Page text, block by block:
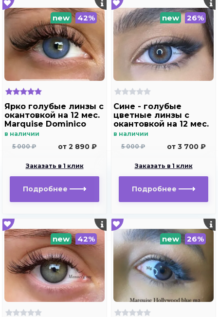
new 42%
Ярко голубые линзы c
окантовкой на 12 мес.
Marquise Dominico
blue
в наличии
5 000 ₽
от 2 890 ₽
Заказать в 1 клик
Подробнее
new 26%
Сине - голубые
цветные линзы c
окантовкой на 12 мес.
Marquise Manuel blue
в наличии
5 000 ₽
от 3 700 ₽
Заказать в 1 клик
Подробнее
new 42% new 26%